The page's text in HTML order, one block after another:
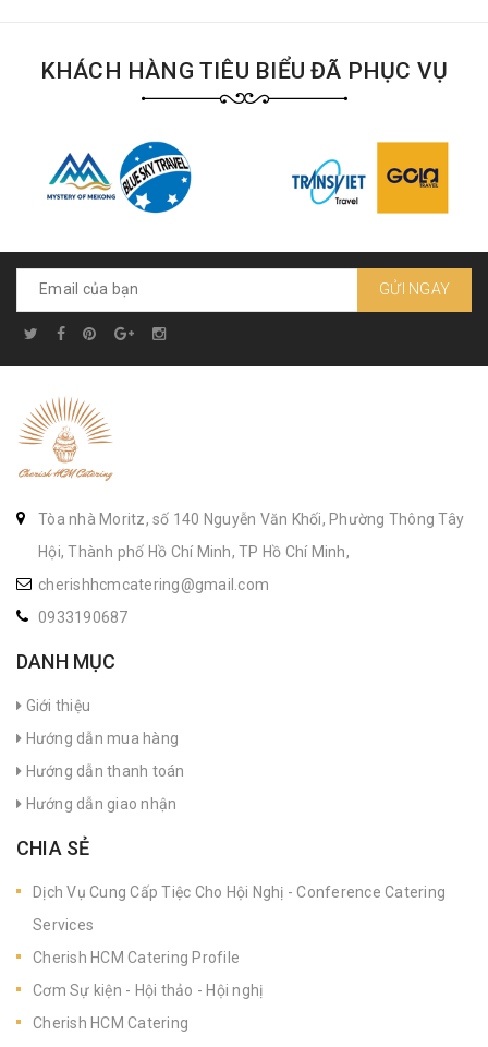
KHÁCH HÀNG TIÊU BIỂU ĐÃ PHỤC VỤ
GỬI NGAY
Tòa nhà Moritz, số 140 Nguyễn Văn Khối, Phường Thông Tây
Hội, Thành phố Hồ Chí Minh, TP Hồ Chí Minh,
cherishhcmcatering@gmail.com
0933190687
DANH MỤC
Giới thiệu
Hướng dẫn mua hàng
Hướng dẫn thanh toán
Hướng dẫn giao nhận
CHIA SẺ
Dịch Vụ Cung Cấp Tiệc Cho Hội Nghị - Conference Catering
Services
Cherish HCM Catering Profile
Cơm Sự kiện - Hội thảo - Hội nghị
Cherish HCM Catering